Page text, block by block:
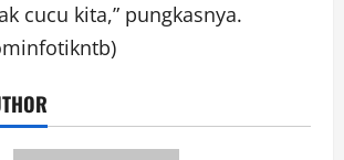
cucu kita,” pungkasnya.